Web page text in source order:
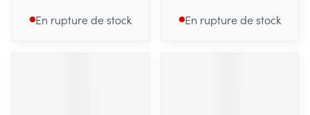
En rupture de stock En rupture de stock